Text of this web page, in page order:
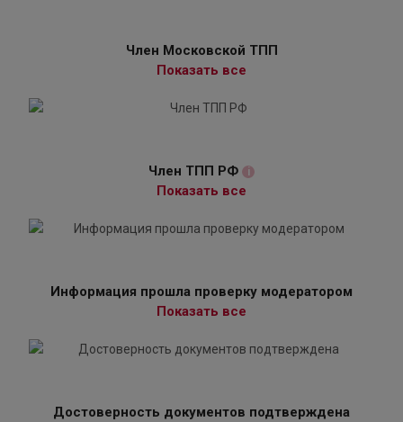
Член Московской ТПП
Показать все
Член ТПП РФ i
Показать все
Информация прошла проверку модератором
Показать все
Достоверность документов подтверждена